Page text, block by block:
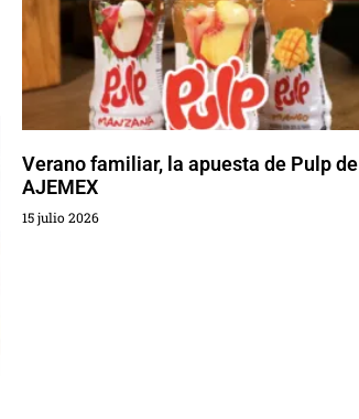
Verano familiar, la apuesta de Pulp de
AJEMEX
15 julio 2026